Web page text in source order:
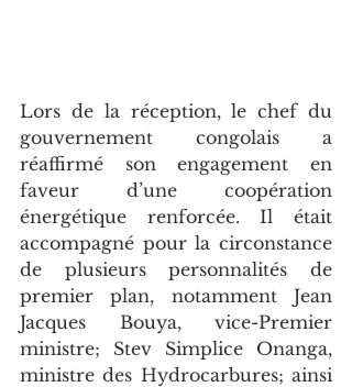
Lors de la réception, le chef du
gouvernement congolais a
réaffirmé son engagement en
faveur d’une coopération
énergétique renforcée. Il était
accompagné pour la circonstance
de plusieurs personnalités de
premier plan, notamment Jean
Jacques Bouya, vice-Premier
ministre; Stev Simplice Onanga,
ministre des Hydrocarbures; ainsi